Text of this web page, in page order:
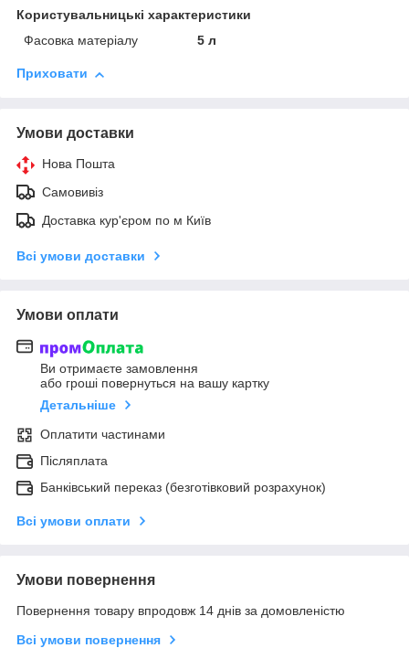
Користувальницькі характеристики
Фасовка матеріалу
5 л
Приховати
Умови доставки
Нова Пошта
Самовивіз
Доставка кур'єром по м Київ
Всі умови доставки
Умови оплати
Ви отримаєте замовлення
або гроші повернуться на вашу картку
Детальніше
Оплатити частинами
Післяплата
Банківський переказ (безготівковий розрахунок)
Всі умови оплати
Умови повернення
Повернення товару впродовж 14 днів за домовленістю
Всі умови повернення